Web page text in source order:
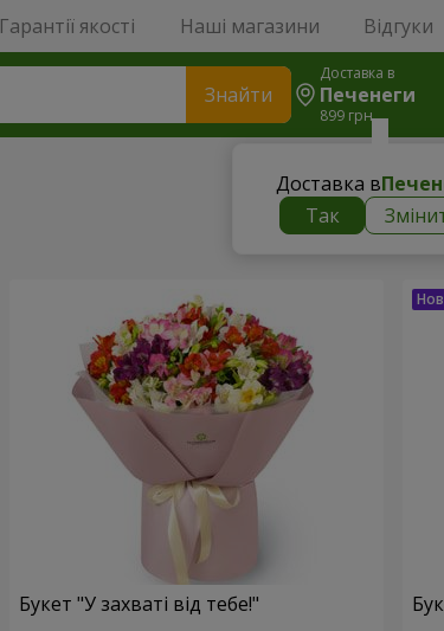
Гарантії якості Наші магазини Відгуки
Знайти
Доставка в
Печенеги
899 грн
Доставка в
Так
Букет "У захваті від тебе!"